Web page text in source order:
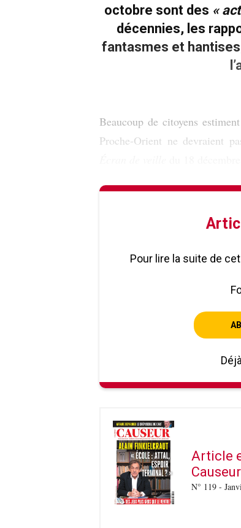
octobre sont des «
décennies, les
fantasmes et
Beaucoup de citoyens
Proche-Orient ne devraient
Pour lire la suite de
Article
Causeur
N° 119 -